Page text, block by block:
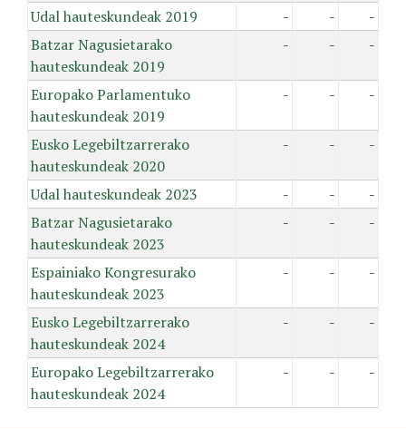
Udal hauteskundeak 2019 - -
-
Batzar Nagusietarako
hauteskundeak 2019
- - -
Europako Parlamentuko
hauteskundeak 2019
- - -
Eusko Legebiltzarrerako
hauteskundeak 2020
- - -
Udal hauteskundeak 2023 - -
-
Batzar Nagusietarako
hauteskundeak 2023
- - -
Espainiako Kongresurako
hauteskundeak 2023
- - -
Eusko Legebiltzarrerako
hauteskundeak 2024
- - -
Europako Legebiltzarrerako
hauteskundeak 2024
- - -